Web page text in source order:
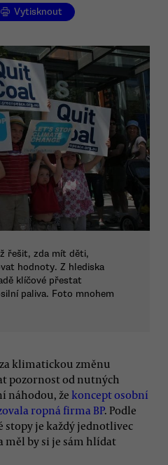
Vytisknout
řešit, zda mít děti,
hodnoty. Z hlediska
klíčové přestat
paliva. Foto mnohem
klimatickou změnu
pozornost od nutných
náhodou, že koncept osobní
ropná firma BP. Podle
je každý jednotlivec
měl by si je sám hlídat